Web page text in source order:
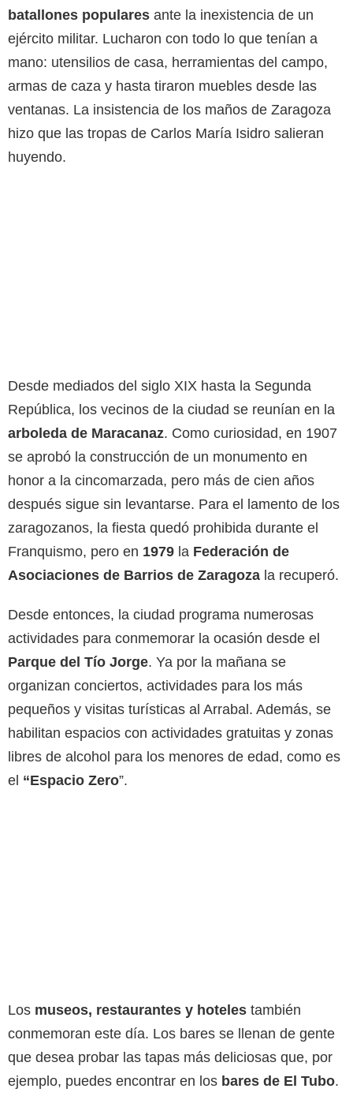
batallones populares ante la inexistencia de un
ejército militar. Lucharon con todo lo que tenían a
mano: utensilios de casa, herramientas del campo,
armas de caza y hasta tiraron muebles desde las
ventanas. La insistencia de los maños de Zaragoza
hizo que las tropas de Carlos María Isidro salieran
huyendo.
Desde mediados del siglo XIX hasta la Segunda
República, los vecinos de la ciudad se reunían en la
arboleda de Maracanaz. Como curiosidad, en 1907
se aprobó la construcción de un monumento en
honor a la cincomarzada, pero más de cien años
después sigue sin levantarse. Para el lamento de los
zaragozanos, la fiesta quedó prohibida durante el
Franquismo, pero en 1979 la Federación de
Asociaciones de Barrios de Zaragoza la recuperó.
Desde entonces, la ciudad programa numerosas
actividades para conmemorar la ocasión desde el
Parque del Tío Jorge. Ya por la mañana se
organizan conciertos, actividades para los más
pequeños y visitas turísticas al Arrabal. Además, se
habilitan espacios con actividades gratuitas y zonas
libres de alcohol para los menores de edad, como es
el “Espacio Zero”.
Los museos, restaurantes y hoteles también
conmemoran este día. Los bares se llenan de gente
que desea probar las tapas más deliciosas que, por
ejemplo, puedes encontrar en los bares de El Tubo.